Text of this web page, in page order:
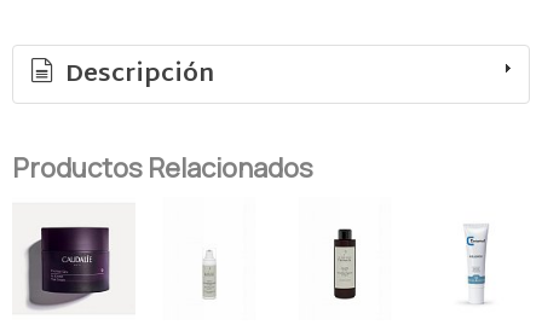
Descripción
Productos Relacionados